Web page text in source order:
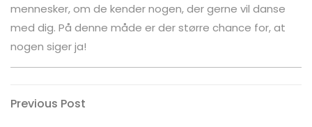
mennesker, om de kender nogen, der gerne vil danse
med dig. På denne måde er der større chance for, at
nogen siger ja!
Indlægsnavigation
Previous
Previous Post